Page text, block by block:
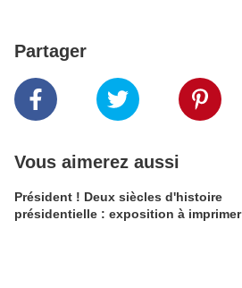
Partager
Vous aimerez aussi
Président ! Deux siècles d'histoire
présidentielle : exposition à imprimer